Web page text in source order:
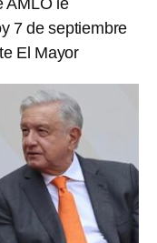
AMLO le
7 de septiembre
El Mayor